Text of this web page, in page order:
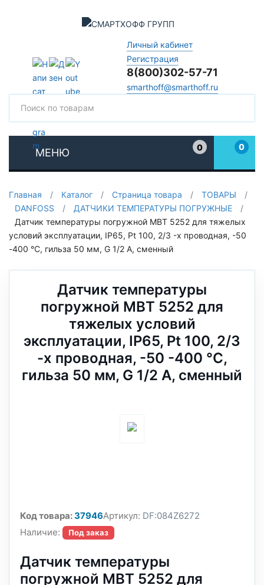
Личный кабинет
Регистрация
8(800)302-57-71
smarthoff@smarthoff.ru
МЕНЮ
0
0
Главная / Каталог / Страница товара / ТОВАРЫ
/
DANFOSS
/ ДАТЧИКИ ТЕМПЕРАТУРЫ ПОГРУЖНЫЕ
/
Датчик температуры погружной MBT 5252 для тяжелых
условий эксплуатации, IP65, Pt 100, 2/3 -х проводная, -50
-400 °C, гильза 50 мм, G 1/2 А, сменный
Датчик температуры
погружной MBT 5252 для
тяжелых условий
эксплуатации, IP65, Pt 100, 2/3
-х проводная, -50 -400 °C,
гильза 50 мм, G 1/2 А, сменный
Код товара:37946Артикул: DF:084Z6272
Наличие:
Под заказ
Датчик температуры
погружной MBT 5252 для